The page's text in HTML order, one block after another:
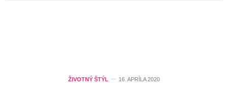
ŽIVOTNÝ ŠTÝL 16. APRÍLA 2020